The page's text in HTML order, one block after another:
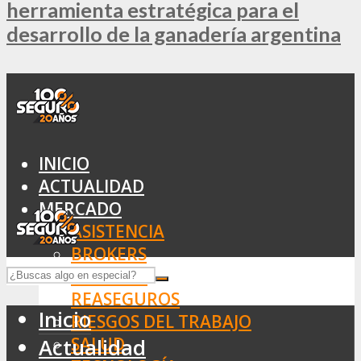
herramienta estratégica para el
desarrollo de la ganadería argentina
INICIO
ACTUALIDAD
MERCADO
ASISTENCIA
BROKERS
SEGUROS
REASEGUROS
RIESGOS DEL TRABAJO
SALUD
Inicio
Actualidad